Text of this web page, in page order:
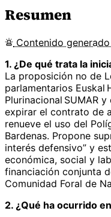
Resumen
Contenido
1. ¿De qué trata la
La proposición no de
parlamentarios Euskal
Plurinacional SUMAR
expirar el contrato de
renueve el uso del
Bardenas. Propone
interés defensivo” y
económica, social y
financiación conjunta
Comunidad Foral de
2. ¿Qué ha ocurrido